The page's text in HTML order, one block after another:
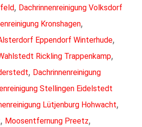
, Dachrinnenreinigung Volksdorf
Kronshagen,
Eppendorf Winterhude,
Rickling Trappenkamp,
, Dachrinnenreinigung
Stellingen Eidelstedt
Lütjenburg Hohwacht,
, Moosentfernung Preetz,